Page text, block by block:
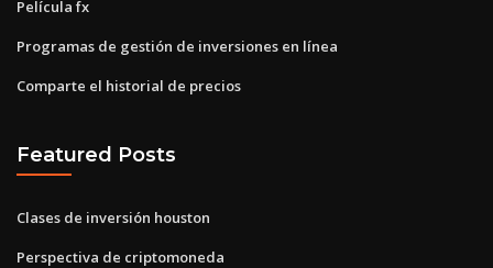
Película fx
Programas de gestión de inversiones en línea
Comparte el historial de precios
Featured Posts
Clases de inversión houston
Perspectiva de criptomoneda